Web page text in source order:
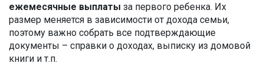
ежемесячные выплаты за первого ребенка. Их
размер меняется в зависимости от дохода семьи,
поэтому важно собрать все подтверждающие
документы – справки о доходах, выписку из домовой
книги и т.п.